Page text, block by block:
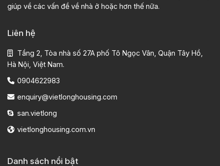
giúp về các vấn đề về nhà ở hoặc hơn thế nữa.
Liên hệ
Tầng 2, Tòa nhà số 27A phố Tô Ngọc Vân, Quận Tây Hồ,
Hà Nội, Việt Nam.
0904622983
enquiry@vietlonghousing.com
san.vietlong
vietlonghousing.com.vn
Danh sách nổi bật